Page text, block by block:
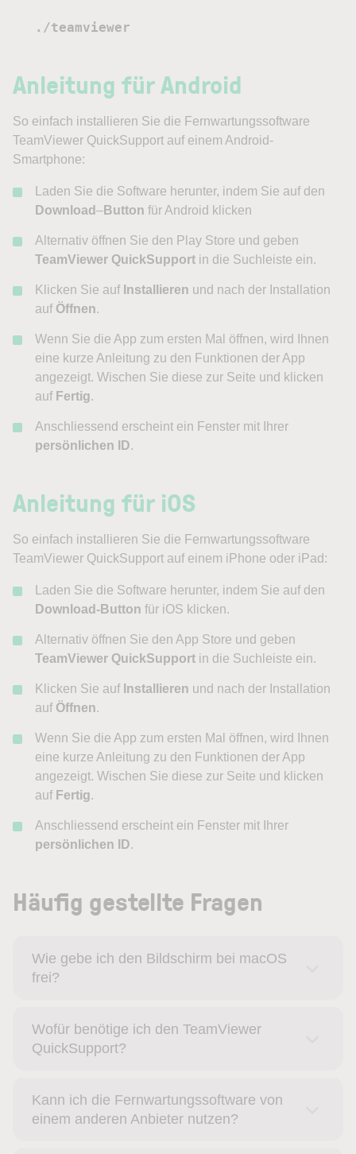
./teamviewer
Anleitung für Android
So einfach installieren Sie die Fernwartungssoftware
TeamViewer QuickSupport auf einem Android-
Smartphone:
Laden Sie die Software herunter, indem Sie auf den
Download –Button für Android klicken
Alternativ öffnen Sie den Play Store und geben
TeamViewer QuickSupport in die Suchleiste ein.
Klicken Sie auf Installieren und nach der Installation
auf Öffnen.
Wenn Sie die App zum ersten Mal öffnen, wird Ihnen
eine kurze Anleitung zu den Funktionen der App
angezeigt. Wischen Sie diese zur Seite und klicken
auf Fertig.
Anschliessend erscheint ein Fenster mit Ihrer
persönlichen ID.
Anleitung für iOS
So einfach installieren Sie die Fernwartungssoftware
TeamViewer QuickSupport auf einem iPhone oder iPad:
Laden Sie die Software herunter, indem Sie auf den
Download-Button für iOS klicken.
Alternativ öffnen Sie den App Store und geben
TeamViewer QuickSupport in die Suchleiste ein.
Klicken Sie auf Installieren und nach der Installation
auf Öffnen.
Wenn Sie die App zum ersten Mal öffnen, wird Ihnen
eine kurze Anleitung zu den Funktionen der App
angezeigt. Wischen Sie diese zur Seite und klicken
auf Fertig.
Anschliessend erscheint ein Fenster mit Ihrer
persönlichen ID.
Häufig gestellte Fragen
Wie gebe ich den Bildschirm bei macOS
frei?
Wofür benötige ich den TeamViewer
QuickSupport?
Kann ich die Fernwartungssoftware von
einem anderen Anbieter nutzen?